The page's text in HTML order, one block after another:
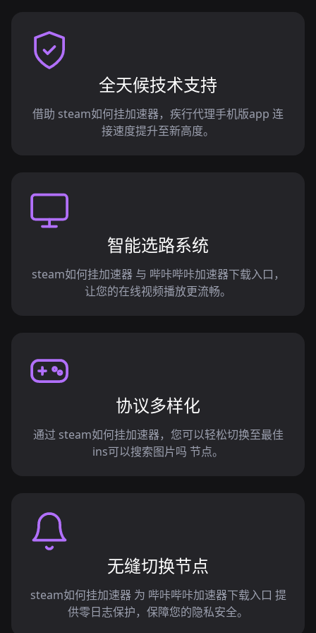
全天候技术支持
借助 steam如何挂加速器，疾行代理手机版app 连
接速度提升至新高度。
智能选路系统
steam如何挂加速器 与 哔咔哔咔加速器下载入口，
让您的在线视频播放更流畅。
协议多样化
通过 steam如何挂加速器，您可以轻松切换至最佳
ins可以搜索图片吗 节点。
无缝切换节点
steam如何挂加速器 为 哔咔哔咔加速器下载入口 提
供零日志保护，保障您的隐私安全。